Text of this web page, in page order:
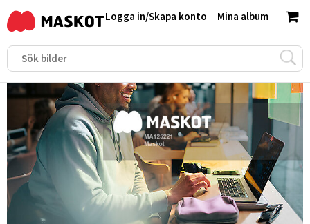
Mina album
Logga in/Skapa konto